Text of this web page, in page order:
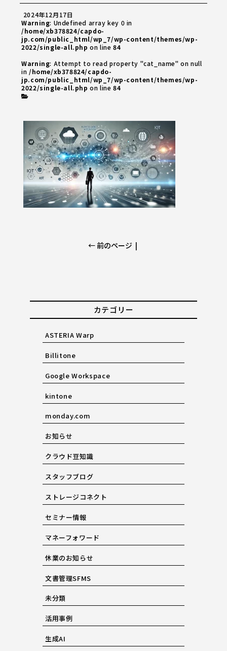
2024年12月17日
Warning: Undefined array key 0 in
/home/xb378824/capdo-
jp.com/public_html/wp_7/wp-content/themes/wp-
2022/single-all.php on line84
Warning: Attempt to read property "cat_name" on null
in/home/xb378824/capdo-
jp.com/public_html/wp_7/wp-content/themes/wp-
2022/single-all.php on line84
← 前のページ |
カテゴリー
ASTERIA Warp
Billitone
Google Workspace
kintone
monday.com
お知らせ
クラウド豆知識
スタッフブログ
ストレージコネクト
セミナー情報
マネーフォワード
休業のお知らせ
文書管理SFMS
未分類
活用事例
生成AI